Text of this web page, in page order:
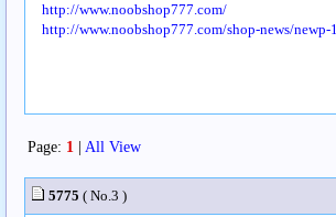
http://www.noobshop777.com/
http://www.noobshop777.com/shop-news/newp-
Page: 1 | All View
5775 ( No.3 )